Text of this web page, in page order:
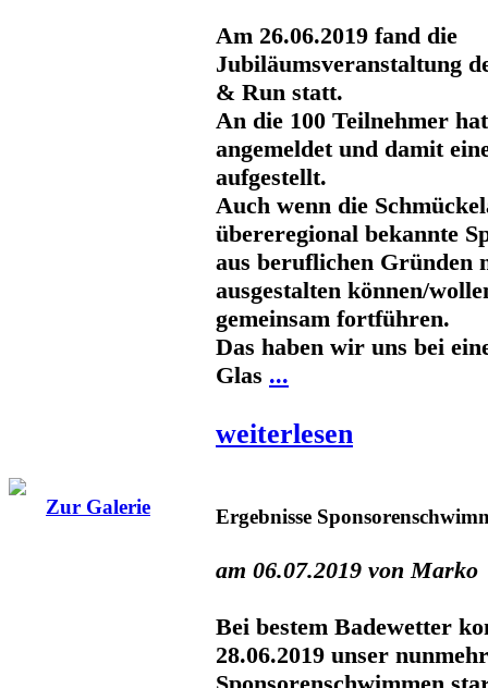
Am 26.06.2019 fand die
Jubiläumsveranstaltung
& Run statt.
An die 100 Teilnehmer
angemeldet und damit
aufgestellt.
Auch wenn die
übereregional bekannte
aus beruflichen Gründen
ausgestalten können/
gemeinsam fortführen.
Das haben wir uns bei
Glas ...
weiterlesen
Zur Galerie Ergebnisse
am 06.07.2019 von Marko
Bei bestem Badewetter
28.06.2019 unser